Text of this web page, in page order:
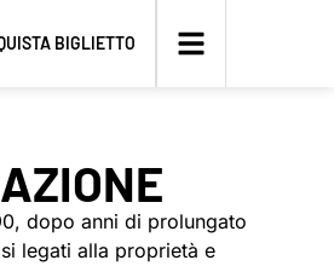
BIGLIETTO
dopo anni di prolungato
legati alla proprietà e